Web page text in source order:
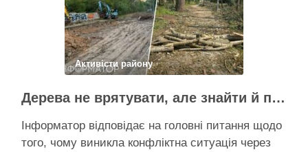
Поділитися у соцмережах:
Активісти району
Дерева не врятувати, але знайти й покарати винних треба – головні питання і висновки з конфлікту на Теремках
Інформатор відповідає на головні питання щодо
того, чому виникла конфліктна ситуація через